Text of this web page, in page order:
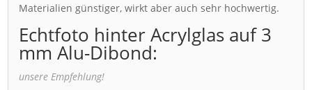
Materialien günstiger, wirkt aber auch sehr hochwertig.
Echtfoto hinter Acrylglas auf 3
mm Alu-Dibond:
unsere Empfehlung!